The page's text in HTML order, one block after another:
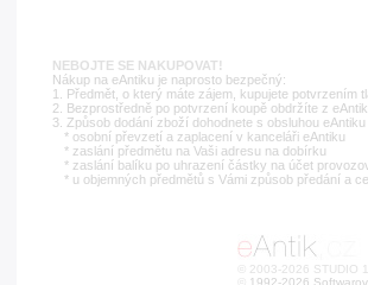
NEBOJTE SE NAKUPOVAT!
Nákup na eAntiku je naprosto bezpečný:
1. Předmět, o který máte zájem, kupujete potvrzením
2. Bezprostředně po potvrzení koupě obdržíte z
3. Způsob dodání zboží dohodnete s obsluhou
* osobní převzetí a zaplacení v kanceláři eAntiku
* zaslání předmětu na Vaši adresu na dobírku
* zaslání balíku po uhrazení částky na účet
* u objemných předmětů s Vámi způsob předání a
© 2003-2026 STUDIO
1992-2026